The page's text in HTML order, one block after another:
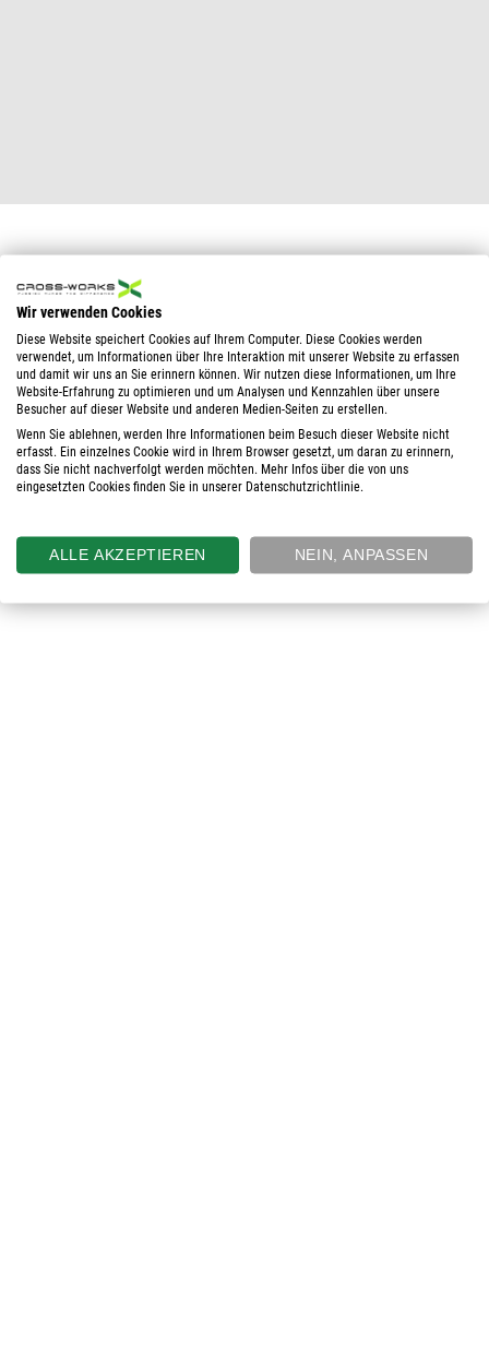
Wir verwenden Cookies
Diese Website speichert Cookies auf Ihrem Computer. Diese Cookies werden
verwendet, um Informationen über Ihre Interaktion mit unserer Website zu erfassen
und damit wir uns an Sie erinnern können. Wir nutzen diese Informationen, um Ihre
Website-Erfahrung zu optimieren und um Analysen und Kennzahlen über unsere
Besucher auf dieser Website und anderen Medien-Seiten zu erstellen.
Wenn Sie ablehnen, werden Ihre Informationen beim Besuch dieser Website nicht
erfasst. Ein einzelnes Cookie wird in Ihrem Browser gesetzt, um daran zu erinnern,
dass Sie nicht nachverfolgt werden möchten. Mehr Infos über die von uns
eingesetzten Cookies finden Sie in unserer Datenschutzrichtlinie.
ALLE AKZEPTIEREN NEIN, ANPASSEN